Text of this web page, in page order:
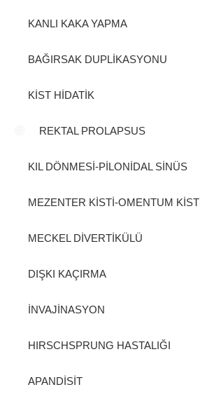
KANLI KAKA YAPMA
BAĞIRSAK DUPLİKASYONU
KİST HİDATİK
REKTAL PROLAPSUS
KIL DÖNMESİ-PİLONİDAL SİNÜS
MEZENTER KİSTİ-OMENTUM KİSTİ
MECKEL DİVERTİKÜLÜ
DIŞKI KAÇIRMA
İNVAJİNASYON
HIRSCHSPRUNG HASTALIĞI
APANDİSİT